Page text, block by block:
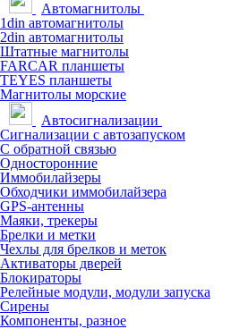
Автомагнитолы
1din автомагнитолы
2din автомагнитолы
Штатные магнитолы
FARCAR планшеты
TEYES планшеты
Магнитолы морские
Автосигнализации
Сигнализации с автозапуском
С обратной связью
Односторонние
Иммобилайзеры
Обходчики иммобилайзера
GPS-антенны
Маяки, трекеры
Брелки и метки
Чехлы для брелков и меток
Активаторы дверей
Блокираторы
Релейные модули, модули запуска
Сирены
Компоненты, разное